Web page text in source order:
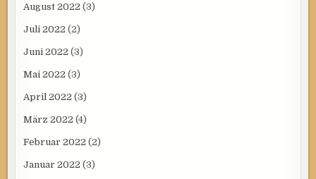
August 2022 (3)
Juli 2022 (2)
Juni 2022 (3)
Mai 2022 (3)
April 2022 (3)
März 2022 (4)
Februar 2022 (2)
Januar 2022 (3)